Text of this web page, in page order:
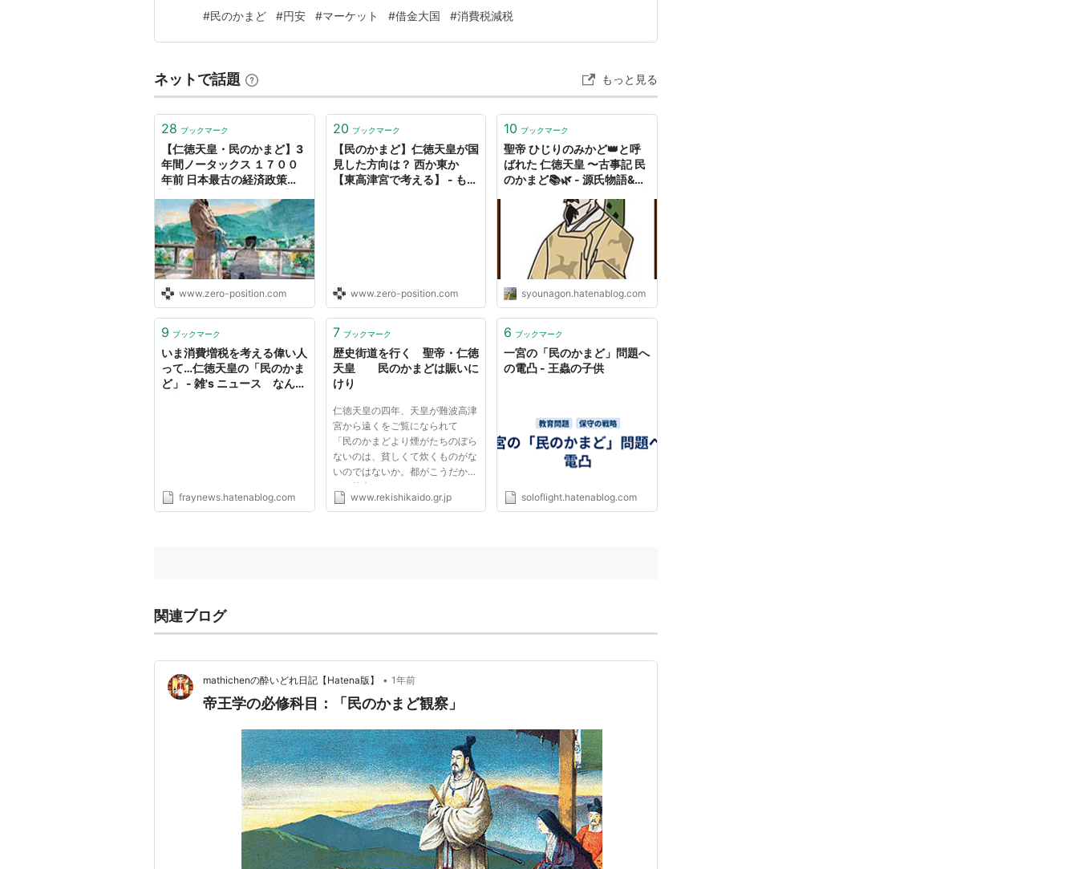
を示すそれって 利下げしろ！ というトランプと結局一緒よね さなえちゃん どっちな
んだい ⁉ ⁉ そ…
#民のかまど #円安 #マーケット #借金大国 #消費税減税
ネットで話題 もっと見る
28 ブックマーク
【仁徳天皇・民のかまど】3
年間ノータックス １７００
年前 日本最古の経済政策
ものづくりとことだまの国
www.zero-position.com
20 ブックマーク
【民のかまど】仁徳天皇が国
見した方向は？ 西か東か
【東高津宮で考える】 - もの
www.zero-position.com
10 ブックマーク
聖帝 ひじりのみかど👑と呼
ばれた 仁徳天皇 〜古事記 民
のかまど📚🌿 - 源氏物語&古
syounagon.hatenablog.com
9 ブックマーク
いま消費増税を考える偉い人
って…仁徳天皇の「民のかま
ど」 - 雑's ニュース なんで
fraynews.hatenablog.com
7 ブックマーク
歴史街道を行く 聖帝・仁徳
天皇 民のかまどは賑いに
けり
仁徳天皇の四年、天皇が難波高津
宮から遠くをご覧になられて
「民のかまどより煙がたちのぼら
ないのは、貧しくて炊くものがな
いのではないか。都がこうだか
ら、地方はなおひどいことであろ
う」 と仰せられ「向こう三年、
www.rekishikaido.gr.jp
6 ブックマーク
一宮の「民のかまど」問題へ
の電凸 - 王蟲の子供
soloflight.hatenablog.com
関連ブログ
mathichenの酔いどれ日記【Hatena版】 • 1年前
帝王学の必修科目：「民のかまど観察」